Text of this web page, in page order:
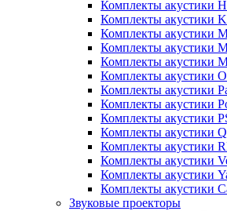
Комплекты акустики
Комплекты акустики
Комплекты акустики
Комплекты акустики
Комплекты акустики
Комплекты акустики
Комплекты акустики
Комплекты акустики
Комплекты акустики
Комплекты акустики
Комплекты акустики
Комплекты акустики
Комплекты акустики
Комплекты акустики
Звуковые проекторы